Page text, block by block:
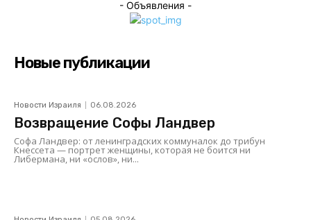
- Объявления -
Новые публикации
Новости Израиля 06.08.2026
Возвращение Софы Ландвер
Софа Ландвер: от ленинградских коммуналок до трибун
Кнессета — портрет женщины, которая не боится ни
Либермана, ни «ослов», ни...